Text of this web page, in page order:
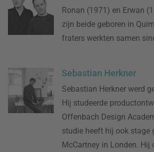
Ronan (1971) en Erwan
zijn beide geboren in
fraters werkten samen
Sebastian Herkner
Sebastian Herkner werd
Hij studeerde
Offenbach Design
studie heeft hij ook stage
McCartney in Londen. Hij